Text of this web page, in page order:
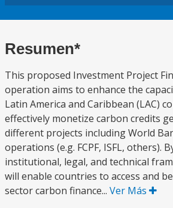
Resumen*
This proposed Investment Project
operation aims to enhance the
Latin America and Caribbean (LAC)
effectively monetize carbon credits
different projects including World
operations (e.g. FCPF, ISFL, others).
institutional, legal, and technical
will enable countries to access and
sector carbon finance... Ver Más